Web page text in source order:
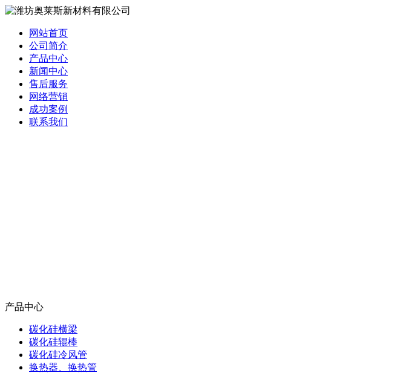
网站首页
公司简介
产品中心
新闻中心
售后服务
网络营销
成功案例
联系我们
产品中心
碳化硅横梁
碳化硅辊棒
碳化硅冷风管
换热器、换热管